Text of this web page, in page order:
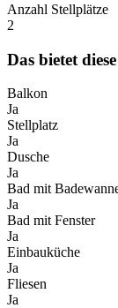
Anzahl Stellplätze
2
Das bietet
Balkon
Ja
Stellplatz
Ja
Dusche
Ja
Bad mit
Ja
Bad mit Fenster
Ja
Einbauküche
Ja
Fliesen
Ja